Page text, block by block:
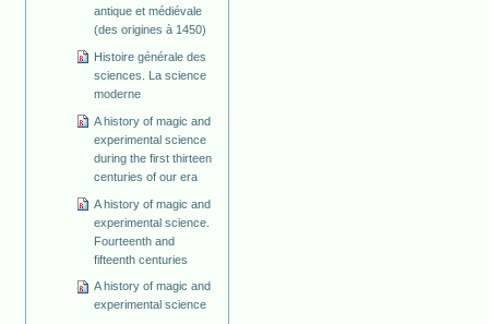
antique et médiévale
(des origines à 1450)
Histoire générale des
sciences. La science
moderne
A history of magic and
experimental science
during the first thirteen
centuries of our era
A history of magic and
experimental science.
Fourteenth and
fifteenth centuries
A history of magic and
experimental science